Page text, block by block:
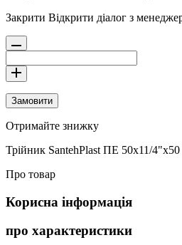
Закрити Відкрити діалог з
Замовити
Отримайте знижку
Трійник SantehPlast ПЕ 50x11/4"x50
Про товар
Корисна інформація
про характеристики